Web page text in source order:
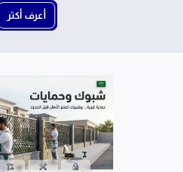
أعرف أكثر